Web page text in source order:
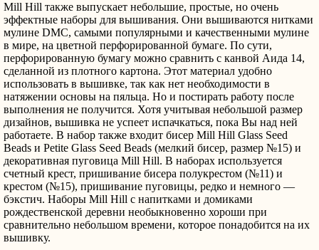
Mill Hill также выпускает небольшие, простые, но очень
эффектные наборы для вышивания. Они вышиваются нитками
мулине DMС, самыми популярными и качественными мулине
в мире, на цветной перфорированной бумаге. По сути,
перфорированную бумагу можно сравнить с канвой Аида 14,
сделанной из плотного картона. Этот материал удобно
использовать в вышивке, так как нет необходимости в
натяжении основы на пяльца. Но и постирать работу после
выполнения не получится. Хотя учитывая небольшой размер
дизайнов, вышивка не успеет испачкаться, пока Вы над ней
работаете. В набор также входит бисер Mill Hill Glass Seed
Beads и Petite Glass Seed Beads (мелкий бисер, размер №15) и
декоративная пуговица Mill Hill. В наборах используется
счетный крест, пришивание бисера полукрестом (№11) и
крестом (№15), пришивание пуговицы, редко и немного —
бэкстич. Наборы Mill Hill с напитками и домиками
рождественской деревни необыкновенно хороши при
сравнительно небольшом времени, которое понадобится на их
вышивку.